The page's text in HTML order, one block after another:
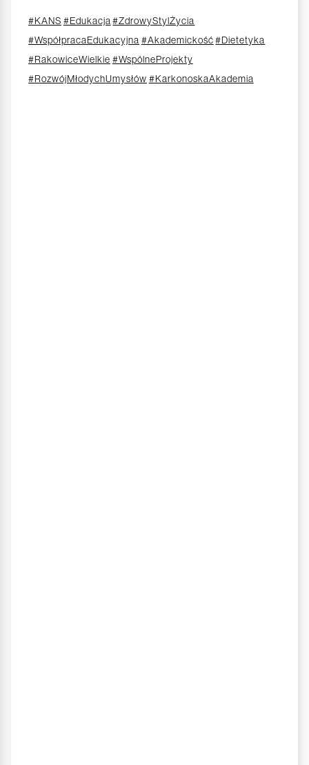
#KANS #Edukacja #ZdrowyStylŻycia
#WspółpracaEdukacyjna #Akademickość #Dietetyka
#RakowiceWielkie #WspólneProjekty
#RozwójMłodychUmysłów #KarkonoskaAkademia